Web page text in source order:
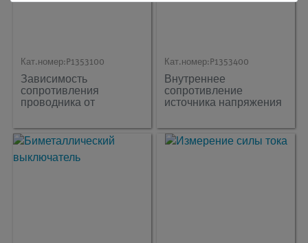
Кат.номер: P1353100
Зависимость
сопротивления
проводника от
температуры
Кат.номер: P1353400
Внутреннее
сопротивление
источника напряжения